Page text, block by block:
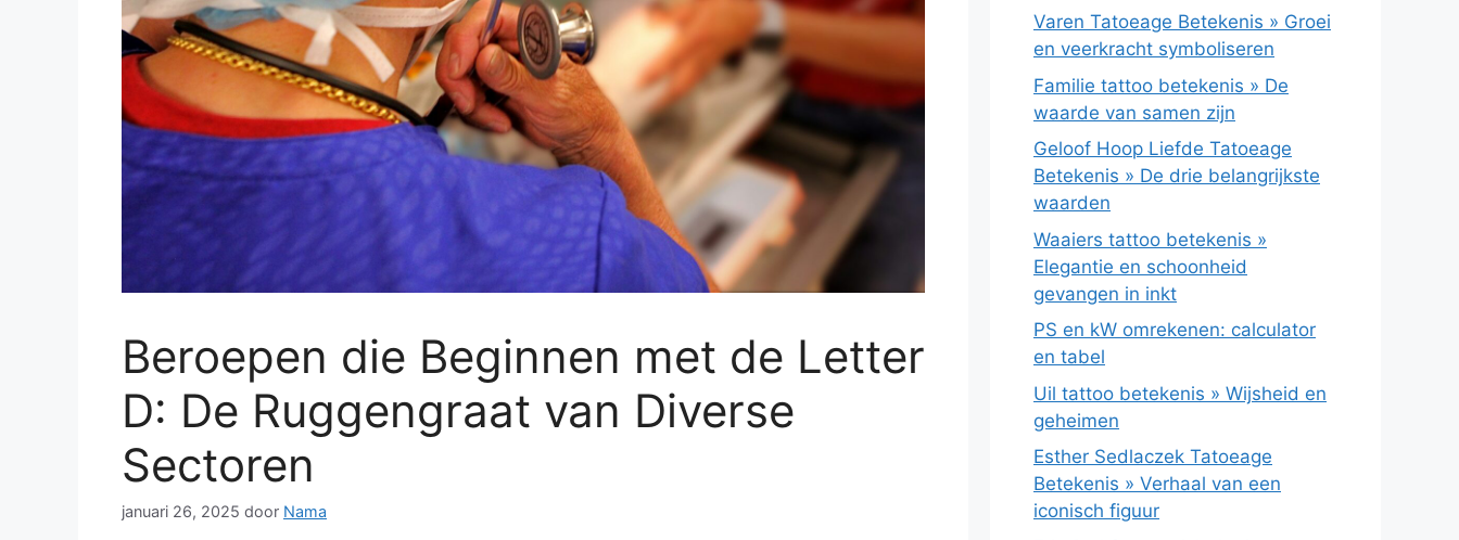
Beroepen die Beginnen met de Letter
D: De Ruggengraat van Diverse
Sectoren
januari 26, 2025 door Nama
Varen Tatoeage Betekenis » Groei
en veerkracht symboliseren
Familie tattoo betekenis » De
waarde van samen zijn
Geloof Hoop Liefde Tatoeage
Betekenis » De drie belangrijkste
waarden
Waaiers tattoo betekenis »
Elegantie en schoonheid
gevangen in inkt
PS en kW omrekenen: calculator
en tabel
Uil tattoo betekenis » Wijsheid en
geheimen
Esther Sedlaczek Tatoeage
Betekenis » Verhaal van een
iconisch figuur